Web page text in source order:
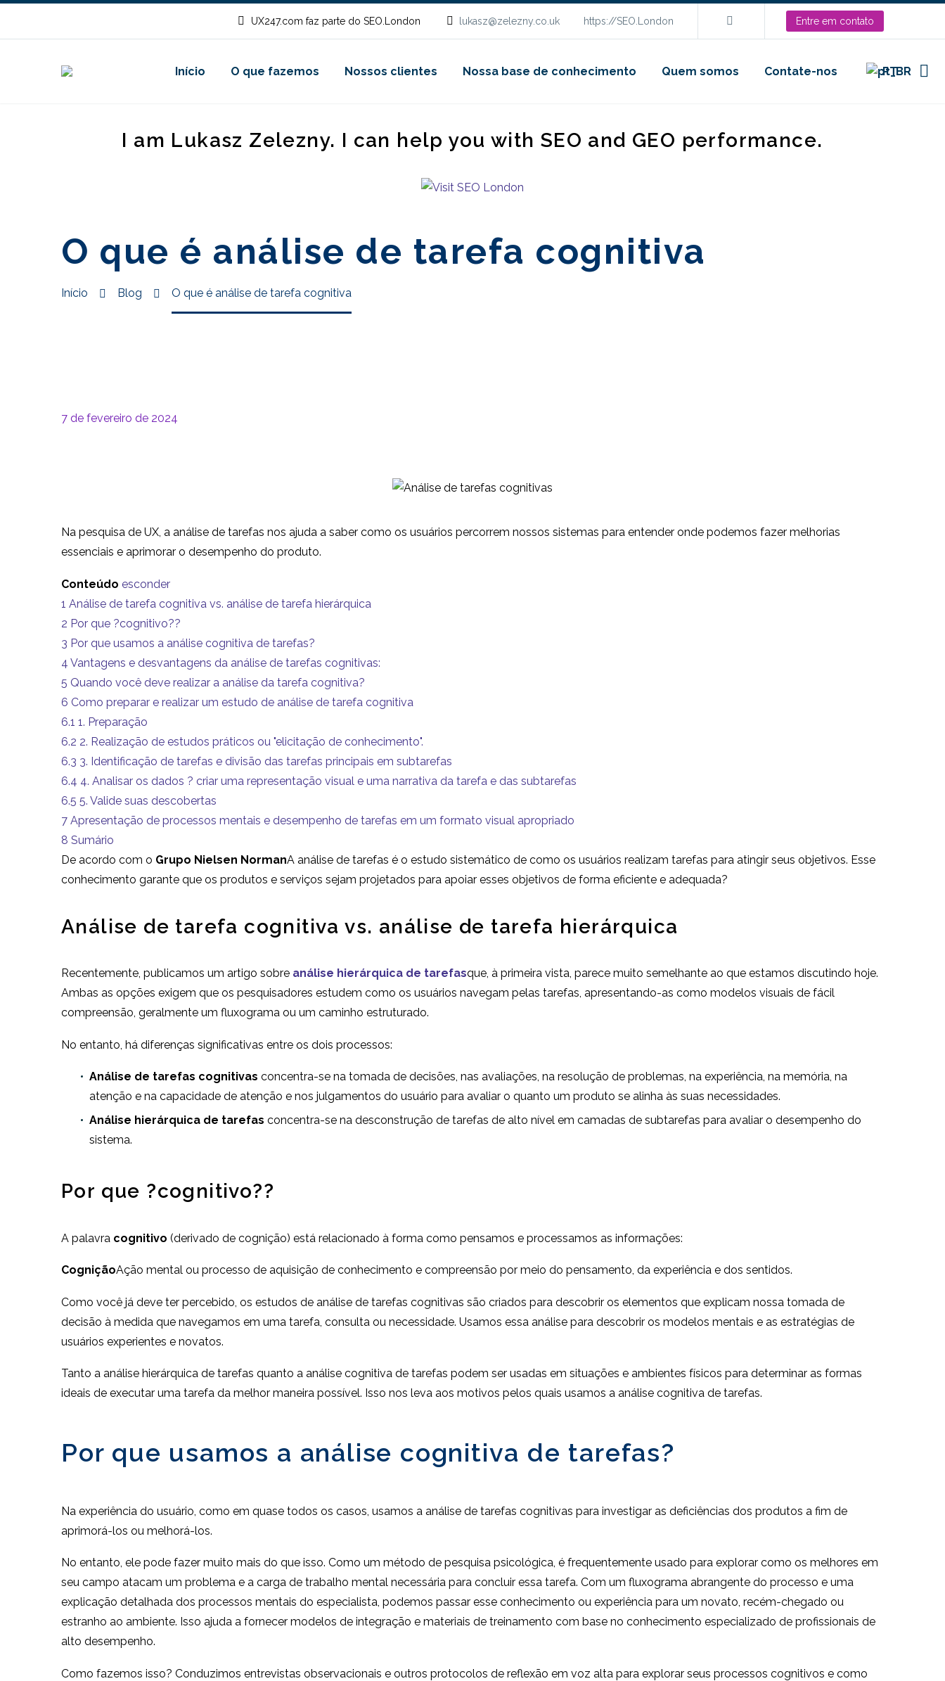
UX247.com faz parte do SEO.London lukasz@zelezny.co.uk https://SEO.London Entre em contato
Início O que fazemos Nossos clientes Nossa base de conhecimento Quem somos Contate-nos PT
I am Lukasz Zelezny. I can help you with SEO and GEO performance.
O que é análise de tarefa cognitiva
Início Blog O que é análise de tarefa cognitiva
7 de fevereiro de 2024
Na pesquisa de UX, a análise de tarefas nos ajuda a saber como os usuários percorrem nossos sistemas para entender onde podemos fazer melhorias
essenciais e aprimorar o desempenho do produto.
Conteúdo esconder
1 Análise de tarefa cognitiva vs. análise de tarefa hierárquica
2 Por que ?cognitivo??
3 Por que usamos a análise cognitiva de tarefas?
4 Vantagens e desvantagens da análise de tarefas cognitivas:
5 Quando você deve realizar a análise da tarefa cognitiva?
6 Como preparar e realizar um estudo de análise de tarefa cognitiva
6.1 1. Preparação
6.2 2. Realização de estudos práticos ou "elicitação de conhecimento".
6.3 3. Identificação de tarefas e divisão das tarefas principais em subtarefas
6.4 4. Analisar os dados ? criar uma representação visual e uma narrativa da tarefa e das subtarefas
6.5 5. Valide suas descobertas
7 Apresentação de processos mentais e desempenho de tarefas em um formato visual apropriado
8 Sumário
De acordo com o Grupo Nielsen NormanA análise de tarefas é o estudo sistemático de como os usuários realizam tarefas para atingir seus objetivos. Esse
conhecimento garante que os produtos e serviços sejam projetados para apoiar esses objetivos de forma eficiente e adequada?
Análise de tarefa cognitiva vs. análise de tarefa hierárquica
Recentemente, publicamos um artigo sobre análise hierárquica de tarefasque, à primeira vista, parece muito semelhante ao que estamos discutindo hoje.
Ambas as opções exigem que os pesquisadores estudem como os usuários navegam pelas tarefas, apresentando-as como modelos visuais de fácil
compreensão, geralmente um fluxograma ou um caminho estruturado.
No entanto, há diferenças significativas entre os dois processos:
Análise de tarefas cognitivas concentra-se na tomada de decisões, nas avaliações, na resolução de problemas, na experiência, na memória, na
atenção e na capacidade de atenção e nos julgamentos do usuário para avaliar o quanto um produto se alinha às suas necessidades.
Análise hierárquica de tarefas concentra-se na desconstrução de tarefas de alto nível em camadas de subtarefas para avaliar o desempenho do
sistema.
Por que ?cognitivo??
A palavra cognitivo (derivado de cognição) está relacionado à forma como pensamos e processamos as informações:
CogniçãoAção mental ou processo de aquisição de conhecimento e compreensão por meio do pensamento, da experiência e dos sentidos.
Como você já deve ter percebido, os estudos de análise de tarefas cognitivas são criados para descobrir os elementos que explicam nossa tomada de
decisão à medida que navegamos em uma tarefa, consulta ou necessidade. Usamos essa análise para descobrir os modelos mentais e as estratégias de
usuários experientes e novatos.
Tanto a análise hierárquica de tarefas quanto a análise cognitiva de tarefas podem ser usadas em situações e ambientes físicos para determinar as formas
ideais de executar uma tarefa da melhor maneira possível. Isso nos leva aos motivos pelos quais usamos a análise cognitiva de tarefas.
Por que usamos a análise cognitiva de tarefas?
Na experiência do usuário, como em quase todos os casos, usamos a análise de tarefas cognitivas para investigar as deficiências dos produtos a fim de
aprimorá-los ou melhorá-los.
No entanto, ele pode fazer muito mais do que isso. Como um método de pesquisa psicológica, é frequentemente usado para explorar como os melhores em
seu campo atacam um problema e a carga de trabalho mental necessária para concluir essa tarefa. Com um fluxograma abrangente do processo e uma
explicação detalhada dos processos mentais do especialista, podemos passar esse conhecimento ou experiência para um novato, recém-chegado ou
estranho ao ambiente. Isso ajuda a fornecer modelos de integração e materiais de treinamento com base no conhecimento especializado de profissionais de
alto desempenho.
Como fazemos isso? Conduzimos entrevistas observacionais e outros protocolos de reflexão em voz alta para explorar seus processos cognitivos e como